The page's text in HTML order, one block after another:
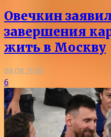
Овечкин
завершения
жить в Москву
08.08.2026
6